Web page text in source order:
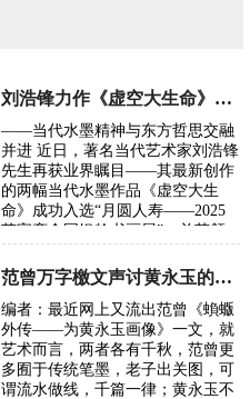
刘浩锋力作《虚空大生命》入选2025荣宝斋全国书画展
——当代水墨精神与东方哲思交融
并进 近日，著名当代艺术家刘浩锋
先生再获业界瞩目——其最新创作
的两幅当代水墨作品《虚空大生
命》成功入选“月圆人寿——2025
荣宝斋全国银龄书画展”，并获颁
交部《新中国国礼…
范曾万字檄文声讨黄永玉的“丑恶灵魂”
编者：最近网上又流出范曾《蝜蝂
外传——为黄永玉画像》一文，就
艺术而言，两者各有千秋，范曾更
多囿于传统笔墨，老子出关图，可
谓流水做线，千篇一律；黄永玉不